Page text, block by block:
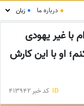
● درباره ما ●
با غیر یهودی
او با این کارش
ID کد خبر 413942